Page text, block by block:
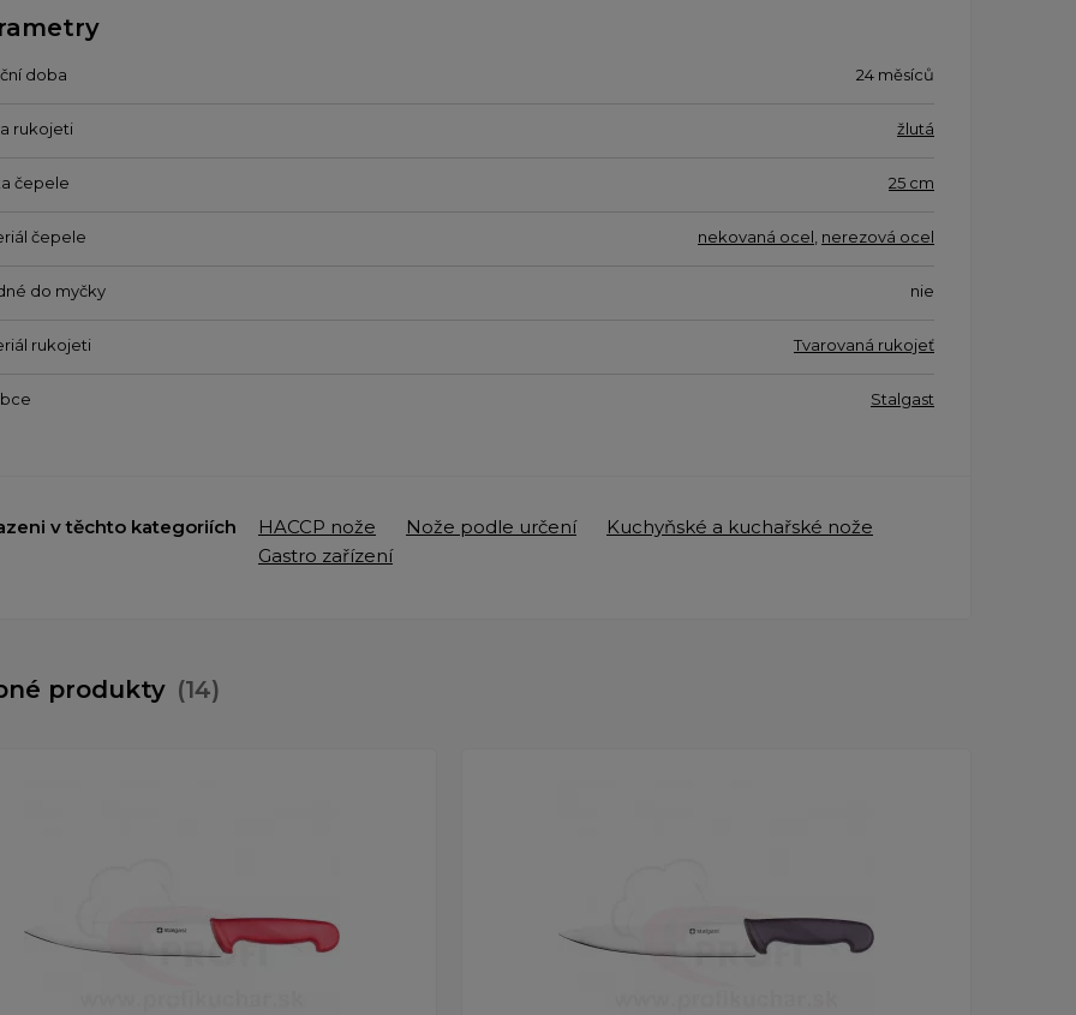
doba 24 měsíců
rukojeti žlutá
čepele 25 cm
čepele nekovaná ocel, nerezová ocel
do myčky nie
rukojeti Tvarovaná rukojeť
Stalgast
v těchto kategoriích HACCP nože Nože podle určení
Kuchyňské a kuchařské nože
Gastro zařízení
produkty (14)